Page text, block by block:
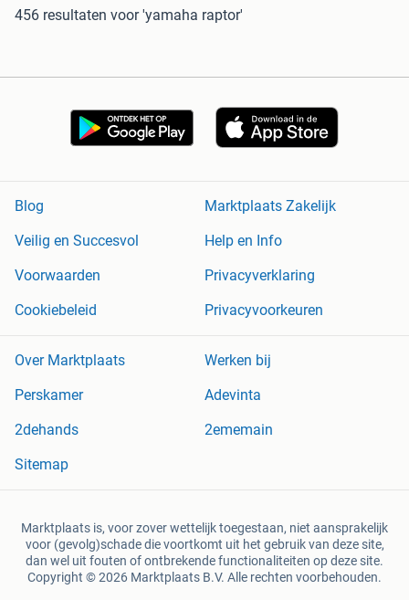
456 resultaten voor 'yamaha raptor'
Blog
Marktplaats Zakelijk
Veilig en Succesvol
Help en Info
Voorwaarden
Privacyverklaring
Cookiebeleid
Privacyvoorkeuren
Over Marktplaats
Werken bij
Perskamer
Adevinta
2dehands
2ememain
Sitemap
Marktplaats is, voor zover wettelijk toegestaan, niet aansprakelijk
voor (gevolg)schade die voortkomt uit het gebruik van deze site,
dan wel uit fouten of ontbrekende functionaliteiten op deze site.
Copyright © 2026 Marktplaats B.V. Alle rechten voorbehouden.